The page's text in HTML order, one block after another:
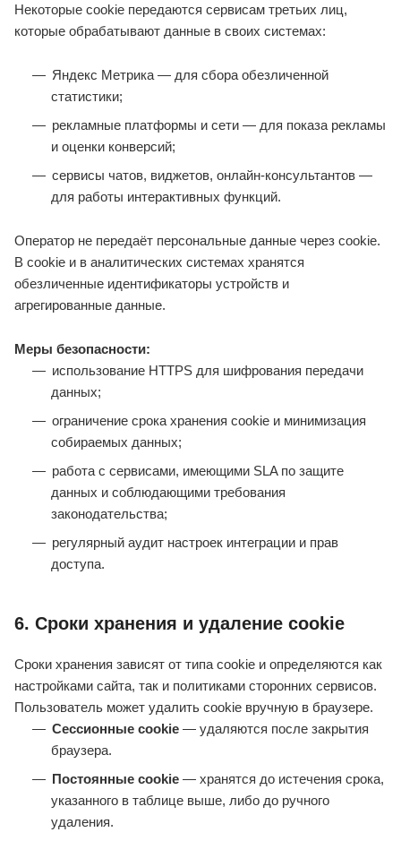
Некоторые cookie передаются сервисам третьих лиц,
которые обрабатывают данные в своих системах:
Яндекс Метрика — для сбора обезличенной
статистики;
рекламные платформы и сети — для показа рекламы
и оценки конверсий;
сервисы чатов, виджетов, онлайн‑консультантов —
для работы интерактивных функций.
Оператор не передаёт персональные данные через cookie.
В cookie и в аналитических системах хранятся
обезличенные идентификаторы устройств и
агрегированные данные.
Меры безопасности:
использование HTTPS для шифрования передачи
данных;
ограничение срока хранения cookie и минимизация
собираемых данных;
работа с сервисами, имеющими SLA по защите
данных и соблюдающими требования
законодательства;
регулярный аудит настроек интеграции и прав
доступа.
6. Сроки хранения и удаление cookie
Сроки хранения зависят от типа cookie и определяются как
настройками сайта, так и политиками сторонних сервисов.
Пользователь может удалить cookie вручную в браузере.
Сессионные cookie — удаляются после закрытия
браузера.
Постоянные cookie — хранятся до истечения срока,
указанного в таблице выше, либо до ручного
удаления.